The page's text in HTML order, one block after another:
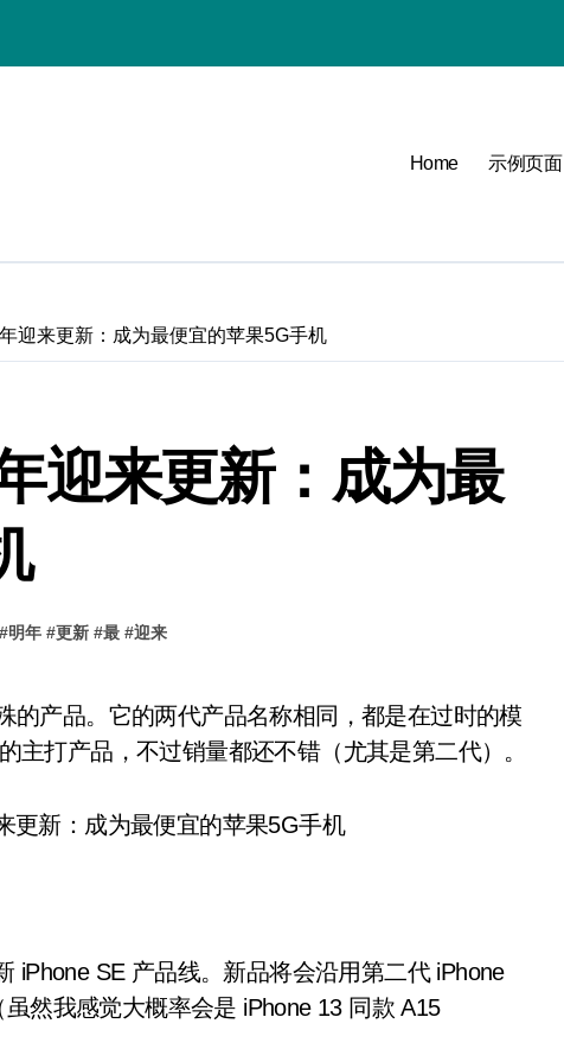
，生活尽在掌中
选购指南
Home 示例页面
迎来更新：成为最便宜的苹果5G手机
迎来更新：成为最
#明年 #更新 #最 #迎来
打产品，不过销量都还不错（尤其是第二代）。
iPhone SE 产品线。新品将会沿用第二代 iPhone
然我感觉大概率会是 iPhone 13 同款 A15